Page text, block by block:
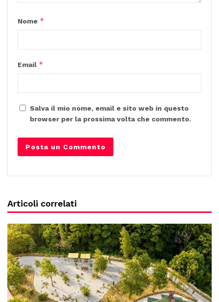
Nome *
Email *
Salva il mio nome, email e sito web in questo
browser per la prossima volta che commento.
Articoli correlati